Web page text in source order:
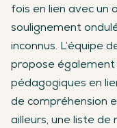
fois en lien avec un
soulignement
inconnus. L’équipe
propose
pédagogiques en
de compréhension
ailleurs, une liste